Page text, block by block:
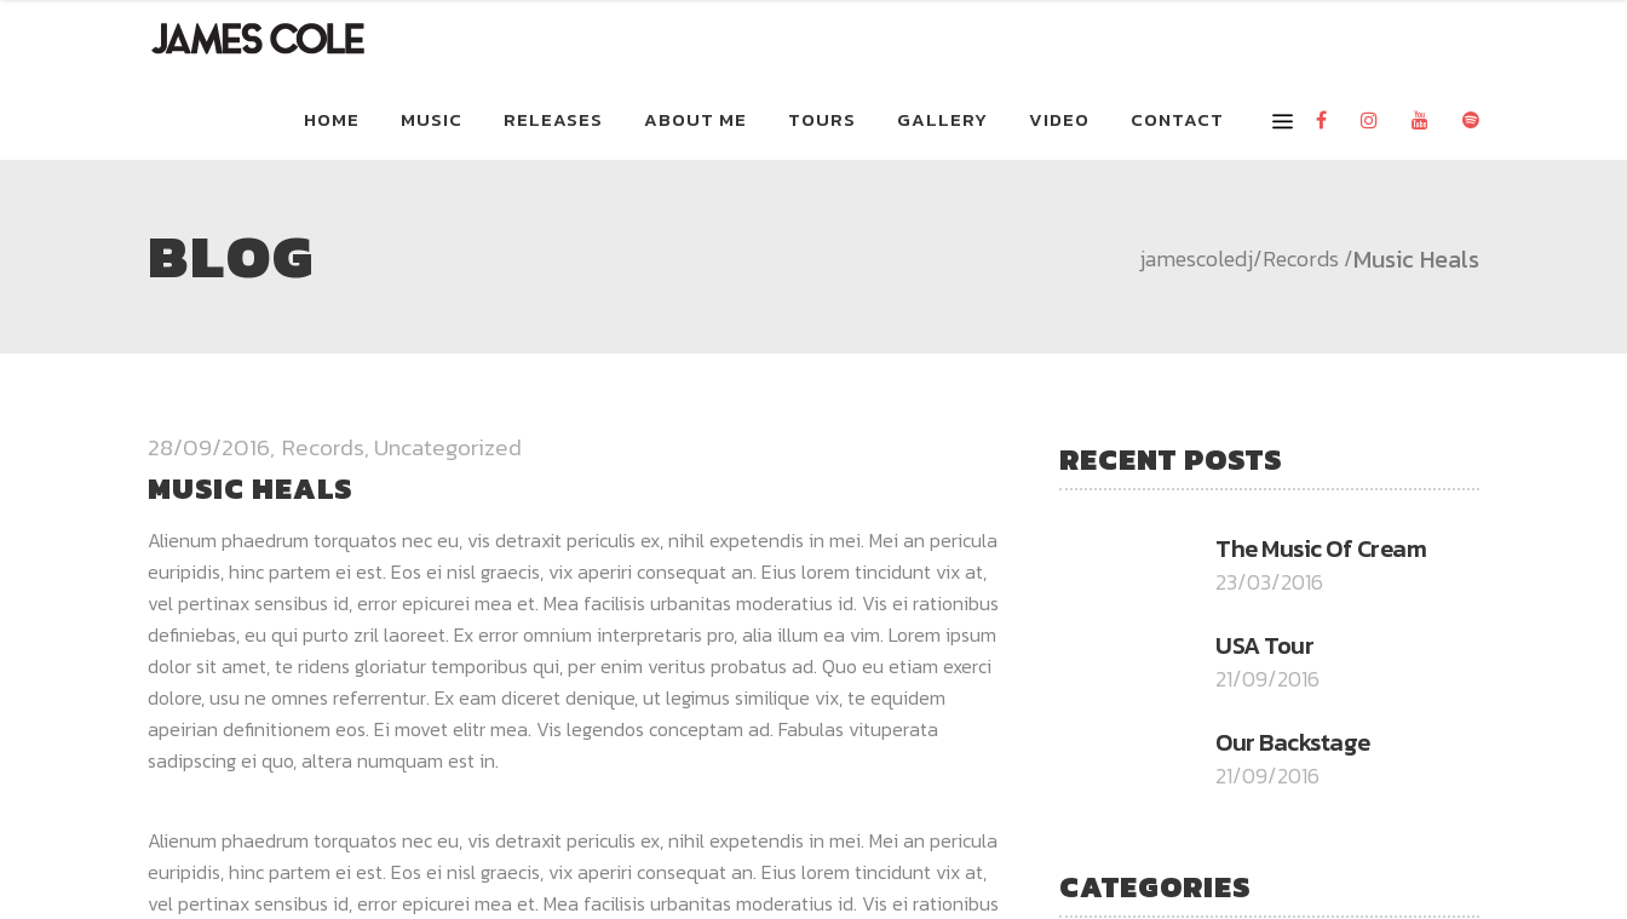
HOME MUSIC RELEASES ABOUT ME TOURS GALLERY VIDEO CONTACT
BLOG jamescoledj/Records /Music Heals
28/09/2016 Records, Uncategorized
MUSIC HEALS
Alienum phaedrum torquatos nec eu, vis detraxit periculis ex, nihil expetendis in mei. Mei an pericula
euripidis, hinc partem ei est. Eos ei nisl graecis, vix aperiri consequat an. Eius lorem tincidunt vix at,
vel pertinax sensibus id, error epicurei mea et. Mea facilisis urbanitas moderatius id. Vis ei rationibus
definiebas, eu qui purto zril laoreet. Ex error omnium interpretaris pro, alia illum ea vim. Lorem ipsum
dolor sit amet, te ridens gloriatur temporibus qui, per enim veritus probatus ad. Quo eu etiam exerci
dolore, usu ne omnes referrentur. Ex eam diceret denique, ut legimus similique vix, te equidem
apeirian definitionem eos. Ei movet elitr mea. Vis legendos conceptam ad. Fabulas vituperata
sadipscing ei quo, altera numquam est in.
Alienum phaedrum torquatos nec eu, vis detraxit periculis ex, nihil expetendis in mei. Mei an pericula
euripidis, hinc partem ei est. Eos ei nisl graecis, vix aperiri consequat an. Eius lorem tincidunt vix at,
vel pertinax sensibus id, error epicurei mea et. Mea facilisis urbanitas moderatius id. Vis ei rationibus
RECENT POSTS
The Music Of Cream
23/03/2016
USA Tour
21/09/2016
Our Backstage
21/09/2016
CATEGORIES